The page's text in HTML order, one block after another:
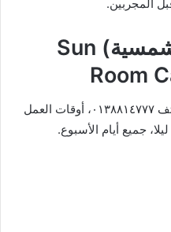
المجربين.
صن روم (الغرفة الشمسية) Sun
Room
من مطاعم جزيرة الدغيثر. رقم الهاتف ٠١٣٨٨١٤٧٧٧، أوقات العمل